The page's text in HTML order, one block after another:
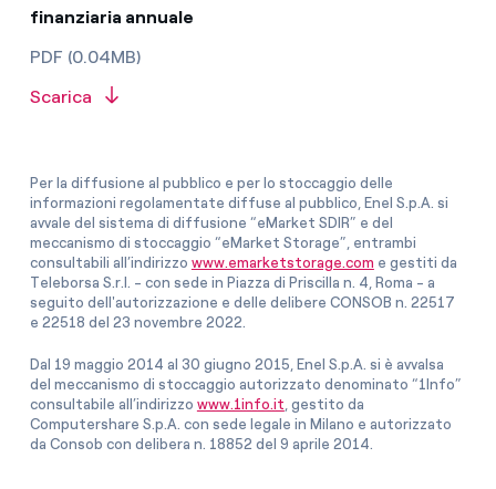
finanziaria annuale
PDF (0.04MB)
Scarica
Per la diffusione al pubblico e per lo stoccaggio delle
informazioni regolamentate diffuse al pubblico, Enel S.p.A. si
avvale del sistema di diffusione “eMarket SDIR” e del
meccanismo di stoccaggio “eMarket Storage”, entrambi
consultabili all’indirizzo www.emarketstorage.com e gestiti da
Teleborsa S.r.l. - con sede in Piazza di Priscilla n. 4, Roma - a
seguito dell'autorizzazione e delle delibere CONSOB n. 22517
e 22518 del 23 novembre 2022.
Dal 19 maggio 2014 al 30 giugno 2015, Enel S.p.A. si è avvalsa
del meccanismo di stoccaggio autorizzato denominato “1Info”
consultabile all’indirizzo www.1info.it, gestito da
Computershare S.p.A. con sede legale in Milano e autorizzato
da Consob con delibera n. 18852 del 9 aprile 2014.